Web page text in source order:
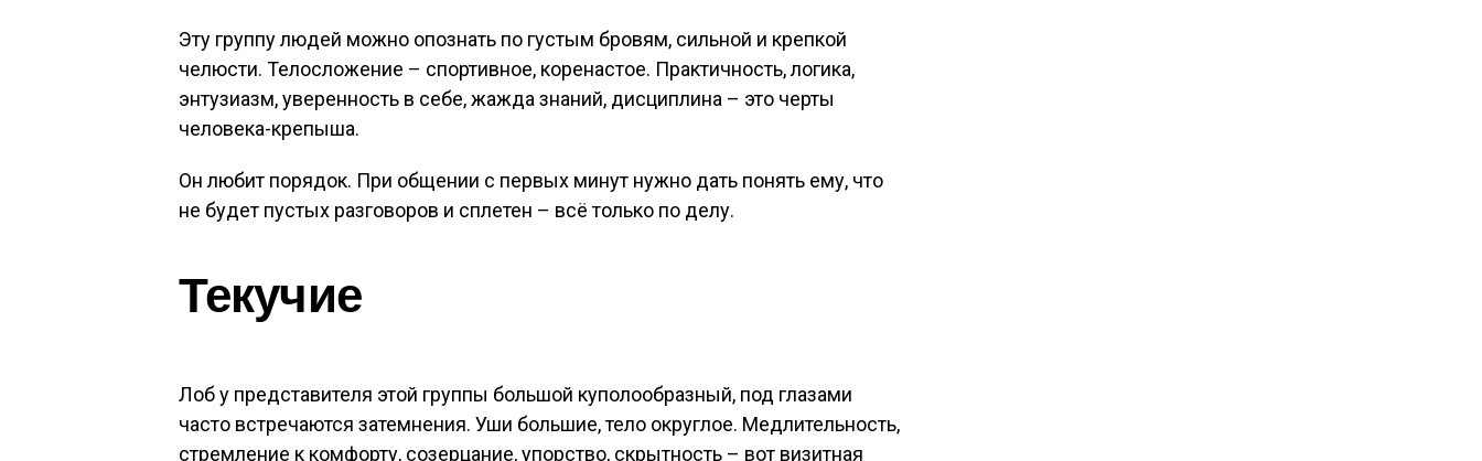
Эту группу людей можно опознать по густым бровям, сильной и крепкой
челюсти. Телосложение – спортивное, коренастое. Практичность, логика,
энтузиазм, уверенность в себе, жажда знаний, дисциплина – это черты
человека-крепыша.
Он любит порядок. При общении с первых минут нужно дать понять ему, что
не будет пустых разговоров и сплетен – всё только по делу.
Текучие
Лоб у представителя этой группы большой куполообразный, под глазами
часто встречаются затемнения. Уши большие, тело округлое. Медлительность,
стремление к комфорту, созерцание, упорство, скрытность – вот визитная